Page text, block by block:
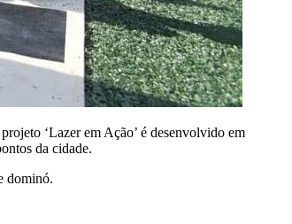
‘Lazer em Ação’ é desenvolvido em
da cidade.
dominó.